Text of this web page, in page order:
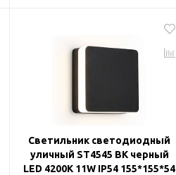
Светильник светодиодный
уличный ST4545 BK черный
LED 4200K 11W IP54 155*155*54